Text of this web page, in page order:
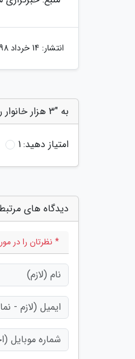
انتشار: 14 خرداد 1398
به "3 هزار خانوار روستایی اردبیل از نعمت گاز بهره مند می شوند" امتیاز دهید
امتیاز دهید:1
دیدگاه های مرتبط با "3 هزار خانوار روستایی اردبیل از نعمت
* نظرتان را در